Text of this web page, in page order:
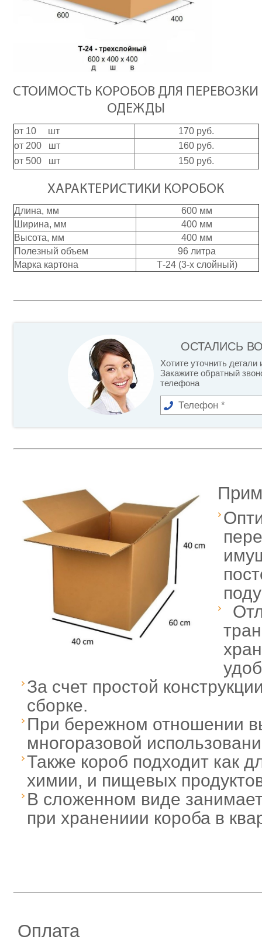
СТОИМОСТЬ КОРОБОВ ДЛЯ ПЕРЕВОЗКИ
ОДЕЖДЫ
от 10 шт
170 руб.
от 200 шт
160 руб.
от 500 шт
150 руб.
ХАРАКТЕРИСТИКИ КОРОБОК
Длина, мм
600 мм
Ширина, мм
400 мм
Высота, мм
400 мм
Полезный объем
96 литра
Марка картона
Т-24 (3-х слойный)
ОСТАЛИСЬ
Хотите уточнить детали
Закажите обратный
телефона
За счет простой
сборке.
При бережном отношении
многоразовой
Также короб подходит как
химии, и пищевых
В сложенном виде
при хранениии короба в
Оплата